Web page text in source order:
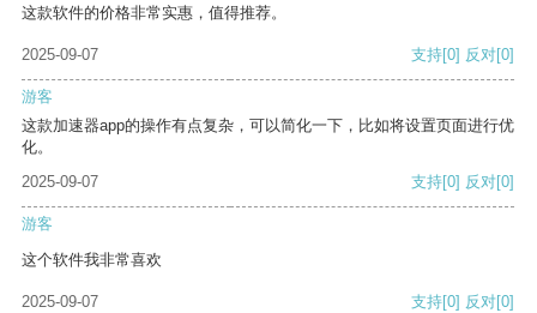
这款软件的价格非常实惠，值得推荐。
2025-09-07 支持[0] 反对[0]
游客
这款加速器app的操作有点复杂，可以简化一下，比如将设置页面进行优
化。
2025-09-07
支持[0] 反对[0]
游客
这个软件我非常喜欢
2025-09-07 支持[0] 反对[0]